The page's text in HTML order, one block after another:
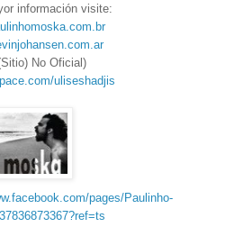
información visite:
No Oficial)
uliseshadjis
pages/Paulinho-